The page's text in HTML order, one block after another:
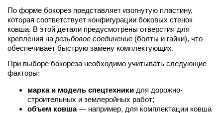
По форме бокорез представляет изогнутую пластину,
которая соответствует конфигурации боковых стенок
ковша. В этой детали предусмотрены отверстия для
крепления на резьбовое соединение (болты и гайки), что
обеспечивает быструю замену комплектующих.
При выборе бокореза необходимо учитывать следующие
факторы:
марка и модель спецтехники для дорожно-
строительных и землеройных работ;
объем ковша— например, для комплектации ковша